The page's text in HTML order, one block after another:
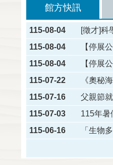
館方快訊
115-08-04
[徵才]
115-08-04
【停展
115-08-04
【停展
115-07-22
《奧秘
115-07-16
父親節
115-07-03
115年